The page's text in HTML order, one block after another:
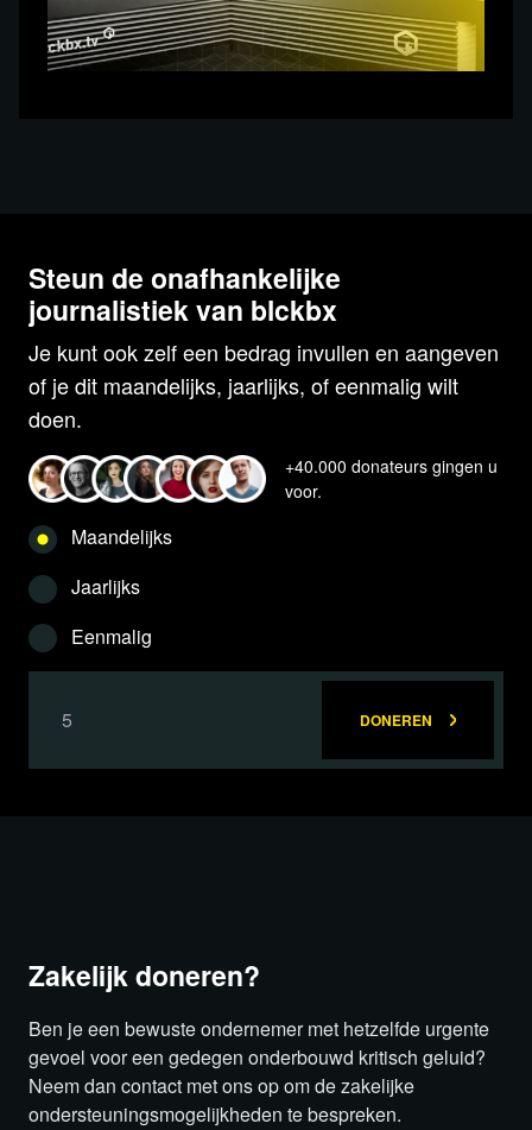
Steun de onafhankelijke
journalistiek van blckbx
Je kunt ook zelf een bedrag invullen en aangeven
of je dit maandelijks, jaarlijks, of eenmalig wilt
doen.
+40.000 donateurs gingen u
voor.
Maandelijks
Jaarlijks
Eenmalig
DONEREN
Zakelijk doneren?
Ben je een bewuste ondernemer met hetzelfde urgente
gevoel voor een gedegen onderbouwd kritisch geluid?
Neem dan contact met ons op om de zakelijke
ondersteuningsmogelijkheden te bespreken.